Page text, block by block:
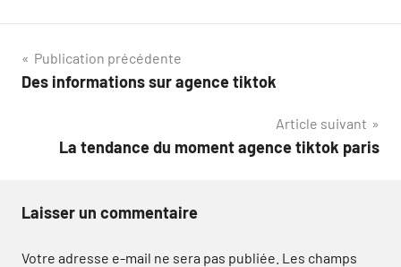
Navigation
de
Publication précédente
Des informations sur agence tiktok
Article suivant
La tendance du moment agence tiktok paris
Laisser un commentaire
Votre adresse e-mail ne sera pas publiée. Les champs